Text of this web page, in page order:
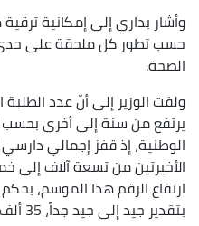
وأشار بداري إلى إمكانية
حسب تطور كل ملحقة على حدى،
الصحة.
ولفت الوزير إلى أنّ عدد
يرتفع من سنة إلى أخرى بحسب
الوطنية، إذ قفز إجمالي دارسي
الأخيرتين من تسعة آلاف إلى
ارتفاع الرقم هذا الموسم، بحكم
بتقدير جيد إلى جيد جداً، 35 ألف طالب.